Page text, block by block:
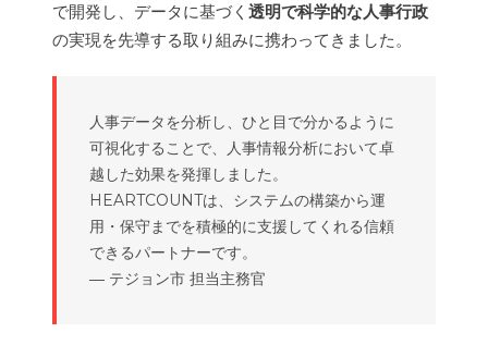
で開発し、データに基づく 透明で科学的な人事行政
の実現を先導する取り組みに携わってきました。
人事データを分析し、ひと目で分かるように
可視化することで、人事情報分析において卓
越した効果を発揮しました。
HEARTCOUNTは、システムの構築から運
用・保守までを積極的に支援してくれる信頼
できるパートナーです。
― テジョン市 担当主務官